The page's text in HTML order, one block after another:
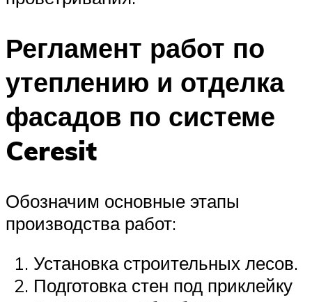
Регламент работ по
утеплению и отделка
фасадов по системе
Ceresit
Обозначим основные этапы
производства работ:
Установка строительных лесов.
Подготовка стен под приклейку